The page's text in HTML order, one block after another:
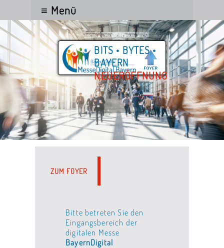
≡ Menü
BITS • BYTES •
BAYERN
NEUERÖFFNUNG
ZUM FOYER
Bitte betreten Sie den
Eingangsbereich der
digitalen Messe
BayernDigital